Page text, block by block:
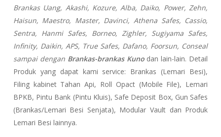
Brankas Uang, Akashi, Kozure, Alba, Daiko, Power, Zehn,
Haisun, Maestro, Master, Davinci, Athena Safes, Cassio,
Sentra, Hanmi Safes, Borneo, Zighler, Sugiyama Safes,
Infinity, Daikin, APS, True Safes, Dafano, Foorsun, Conseal
sampai dengan Brankas-brankas Kunodan lain-lain. Detail
Produk yang dapat kami service: Brankas (Lemari Besi),
Filing kabinet Tahan Api, Roll Opact (Mobile File), Lemari
BPKB, Pintu Bank (Pintu Kluis), Safe Deposit Box, Gun Safes
(Brankas/Lemari Besi Senjata), Modular Vault dan Produk
Lemari Besi lainnya.